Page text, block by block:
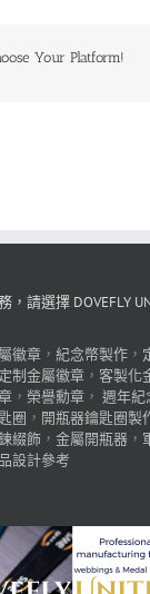
Your Platform!
請選擇 DOVEFLY
徽章 ， 紀念幣製作 ，
定制金屬徽章 ， 客製化
， 榮譽勳章 ， 週年紀
圈 ， 開瓶器鑰匙圈製
綴飾 ， 金屬開瓶器 ，
設計參考